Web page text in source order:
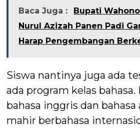
Baca Juga :
Bupati
Nurul Azizah Panen Padi
Harap Pengembangan
Siswa nantinya juga ada
ada program kelas bahasa.
bahasa inggris dan bahasa
mahir berbahasa